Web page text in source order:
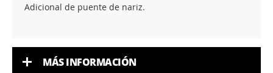
Adicional de puente de nariz.
MÁS INFORMACIÓN